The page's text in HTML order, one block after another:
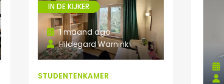
IN DE KIJKER
Hildegard Warnink
1 maand ago
STUDENTENKAMER
2 dagen ago